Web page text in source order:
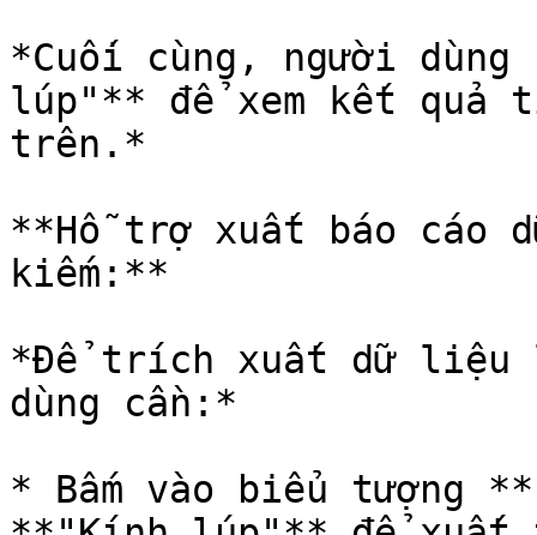
*Cuối cùng, người
lúp"** để xem kết quả
trên.*
**Hỗ trợ xuất báo
kiếm:**
*Để trích xuất dữ liệu
dùng cần:*
* Bấm vào biểu tượng